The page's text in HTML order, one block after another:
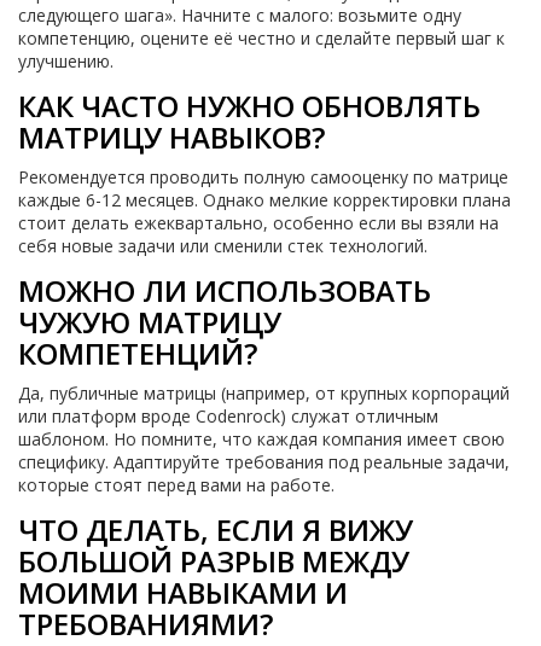
следующего шага». Начните с малого: возьмите одну
компетенцию, оцените её честно и сделайте первый шаг к
улучшению.
КАК ЧАСТО НУЖНО ОБНОВЛЯТЬ
МАТРИЦУ НАВЫКОВ?
Рекомендуется проводить полную самооценку по матрице
каждые 6-12 месяцев. Однако мелкие корректировки плана
стоит делать ежеквартально, особенно если вы взяли на
себя новые задачи или сменили стек технологий.
МОЖНО ЛИ ИСПОЛЬЗОВАТЬ
ЧУЖУЮ МАТРИЦУ
КОМПЕТЕНЦИЙ?
Да, публичные матрицы (например, от крупных корпораций
или платформ вроде Codenrock) служат отличным
шаблоном. Но помните, что каждая компания имеет свою
специфику. Адаптируйте требования под реальные задачи,
которые стоят перед вами на работе.
ЧТО ДЕЛАТЬ, ЕСЛИ Я ВИЖУ
БОЛЬШОЙ РАЗРЫВ МЕЖДУ
МОИМИ НАВЫКАМИ И
ТРЕБОВАНИЯМИ?